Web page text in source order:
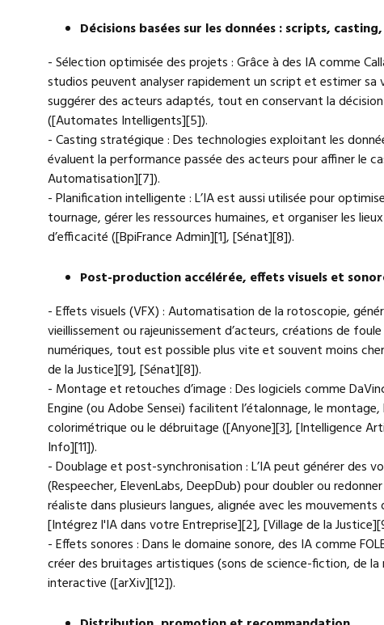
Décisions basées sur les données : scripts,
- Sélection optimisée des projets : Grâce à des IA comme
studios peuvent analyser rapidement un script et estimer sa
suggérer des acteurs adaptés, tout en conservant la
([Automates Intelligents][5]).
- Casting stratégique : Des technologies exploitant les
évaluent la performance passée des acteurs pour affiner le
Automatisation][7]).
- Planification intelligente : L’IA est aussi utilisée pour
tournage, gérer les ressources humaines, et organiser les
d’efficacité ([BpiFrance Admin][1], [Sénat][8]).
Post-production accélérée, effets visuels et
- Effets visuels (VFX) : Automatisation de la rotoscopie,
vieillissement ou rajeunissement d’acteurs, créations de
numériques, tout est possible plus vite et souvent moins
de la Justice][9], [Sénat][8]).
- Montage et retouches d’image : Des logiciels comme
Engine (ou Adobe Sensei) facilitent l’étalonnage, le
colorimétrique ou le débruitage ([Anyone][3], [Intelligence
Info][11]).
- Doublage et post-synchronisation : L’IA peut générer des
(Respeecher, ElevenLabs, DeepDub) pour doubler ou
réaliste dans plusieurs langues, alignée avec les
[Intégrez l'IA dans votre Entreprise][2], [Village de la
- Effets sonores : Dans le domaine sonore, des IA comme
créer des bruitages artistiques (sons de science-fiction, de
interactive ([arXiv][12]).